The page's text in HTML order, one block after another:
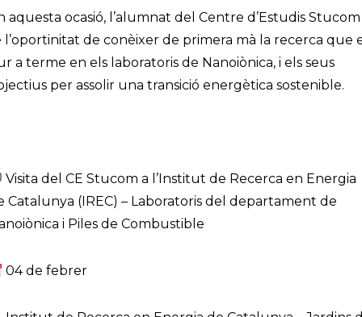
aquesta ocasió, l’alumnat del Centre d’Estudis Stucom
l’oportinitat de conèixer de primera mà la recerca que
a terme en els laboratoris de Nanoiònica, i els seus
per assolir una transició energètica sostenible.
Visita del CE Stucom a l’Institut de Recerca en Energia
Catalunya (IREC) – Laboratoris del departament de
i Piles de Combustible
04 de febrer